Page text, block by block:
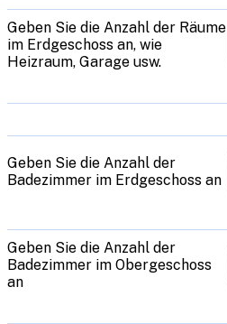
Geben Sie die Anzahl der Räume
im Erdgeschoss an, wie
Heizraum, Garage usw.
Geben Sie die Anzahl der
Badezimmer im Erdgeschoss an
Geben Sie die Anzahl der
Badezimmer im Obergeschoss
an